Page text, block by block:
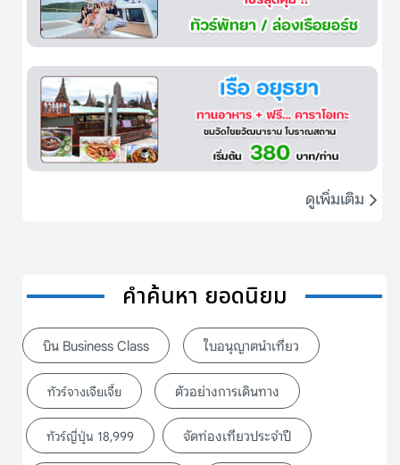
ดูเพิ่มเติม
คำค้นหา ยอดนิยม
บิน Business Class ใบอนุญาตนำเที่ยว
ทัวร์จางเจียเจี้ย ตัวอย่างการเดินทาง
ทัวร์ญี่ปุ่น 18,999 จัดท่องเที่ยวประจำปี